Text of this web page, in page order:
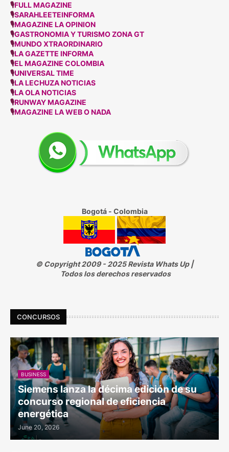
🎙FULL MAGAZINE
🎙SARAHLEETEINFORMA
🎙MAGAZINE LA OPINION
🎙GASTRONOMIA Y TURISMO ZONA GT
🎙MUNDO XTRAORDINARIO
🎙LA GAZETTE INFORMA
🎙EL MAGAZINE COLOMBIA
🎙UNIVERSAL TIME
🎙LA LECHUZA NOTICIAS
🎙LA OLA NOTICIAS
🎙RUNWAY MAGAZINE
🎙MAGAZINE LA WEB O NADA
Bogotá - Colombia
© Copyright 2009 - 2025 Revista Whats Up |
Todos los derechos reservados
CONCURSOS
BUSINESS
Siemens lanza la décima edición de su
concurso regional de eficiencia
energética
June 20, 2026